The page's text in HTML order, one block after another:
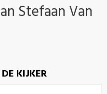
Stefaan Van
KIJKER